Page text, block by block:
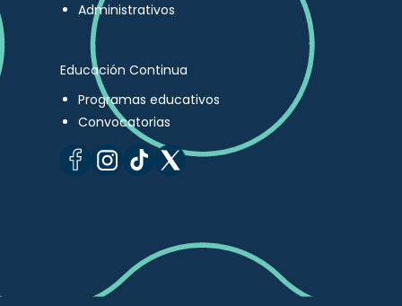
Administrativos
Educación Continua
Programas educativos
Convocatorias